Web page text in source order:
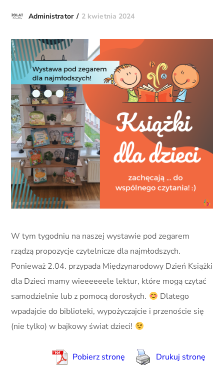
Administrator 2 kwietnia 2024
W tym tygodniu na naszej wystawie pod zegarem
rządzą propozycje czytelnicze dla najmłodszych.
Ponieważ 2.04. przypada Międzynarodowy Dzień Książki
dla Dzieci mamy wieeeeeele lektur, które mogą czytać
samodzielnie lub z pomocą dorosłych.
Dlatego
wpadajcie do biblioteki, wypożyczajcie i przenoście się
(nie tylko) w bajkowy świat dzieci!
Pobierz stronę Drukuj stronę